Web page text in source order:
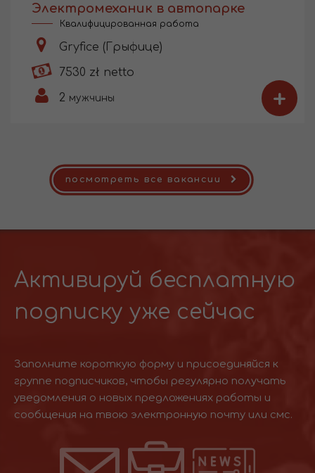
Электромеханик в автопарке
Квалифицированная работа
Gryfice (Грыфице)
7530 zł netto
2 мужчины +
посмотреть все вакансии
Активируй бесплатную
подписку уже сейчас
Заполните короткую форму и присоединяйся к
группе подписчиков, чтобы регулярно получать
уведомления о новых предложениях работы и
сообщения на твою электронную почту или смс.